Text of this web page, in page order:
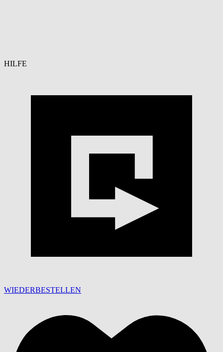
HILFE
WIEDERBESTELLEN